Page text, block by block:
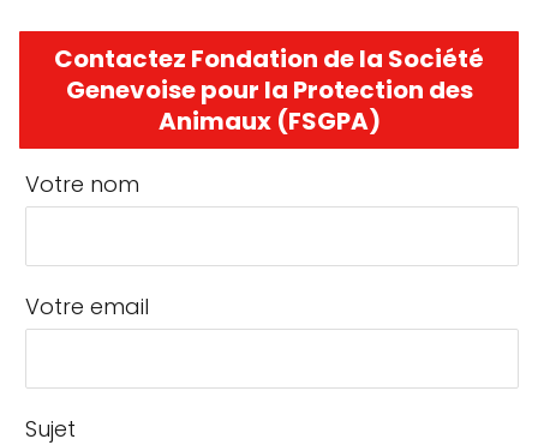
Contactez Fondation de la Société
Genevoise pour la Protection des
Animaux (FSGPA)
Votre nom
Votre email
Sujet